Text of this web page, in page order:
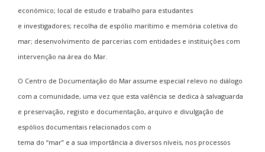
económico; local de estudo e trabalho para estudantes
e investigadores; recolha de espólio marítimo e memória coletiva do
mar; desenvolvimento de parcerias com entidades e instituições com
intervenção na área do Mar.
O Centro de Documentação do Mar assume especial relevo no diálogo
com a comunidade, uma vez que esta valência se dedica à salvaguarda
e preservação, registo e documentação, arquivo e divulgação de
espólios documentais relacionados com o
tema do “mar” e a sua importância a diversos níveis, nos processos